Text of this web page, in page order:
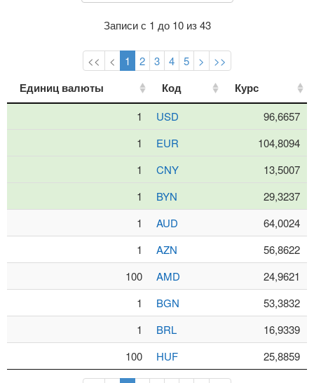
Записи с 1 до 10 из 43
<< < 1 2 3 4 5 > >>
Единиц валюты Код Курс
1 USD
96,6657
1
EUR
104,8094
1
CNY
13,5007
1
BYN
29,3237
1
AUD
64,0024
1
AZN
56,8622
100
AMD
24,9621
1
BGN
53,3832
1
BRL
16,9339
100
HUF 25,8859
Единиц валюты Код Курс